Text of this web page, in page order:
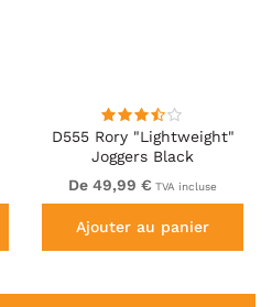
D555 Rory "Lightweight"
Joggers Black
De 49,99 € TVA incluse
Ajouter au panier